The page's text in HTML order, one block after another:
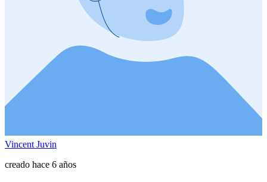
Vincent Juvin
creado hace 6 años